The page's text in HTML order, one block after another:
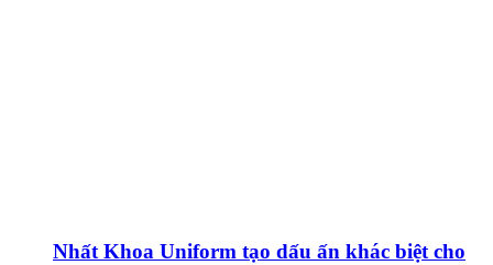
Nhất Khoa Uniform tạo dấu ấn khác biệt cho